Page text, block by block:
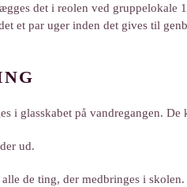
det i reolen ved gruppelokale
et par uger inden det gives til
i glasskabet på vandregangen.
ud.
de ting, der medbringes i skolen.